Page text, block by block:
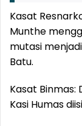
Kasat
Munthe
mutasi
Batu.
Kasat Binmas:
Kasi Humas